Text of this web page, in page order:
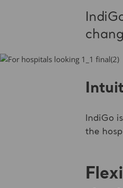
IndiGo
the